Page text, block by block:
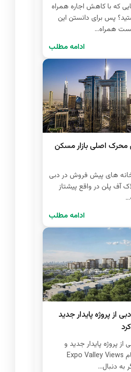
که با کاهش اجاره همراه
پس برای دانستن این
همراه...
ادامه مطلب
محرک اصلی بازار مسکن
خانه های پیش فروش در دبی
آف پلن در واقع پیشتاز
ادامه مطلب
از پروژه پایدار جدید
از پروژه پایدار جدید و
مدرن خود با نام Expo Valley Views
به دنبال...